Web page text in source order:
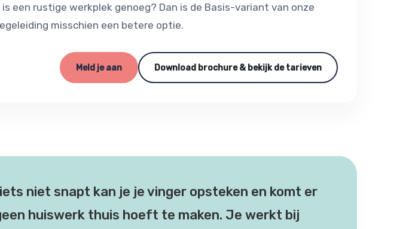
een rustige werkplek genoeg? Dan is de Basis-variant van onze
misschien een betere optie.
Meld je aan Download brochure & bekijk de tarieven
niet snapt kan je je vinger opsteken en komt er
huiswerk thuis hoeft te maken. Je werkt bij